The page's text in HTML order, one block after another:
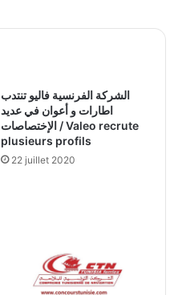
الشركة الفرنسية فاليو تنتدب
اطارات و أعوان في عديد
الإختصاصات / Valeo recrute
plusieurs profils
22 juillet 2020